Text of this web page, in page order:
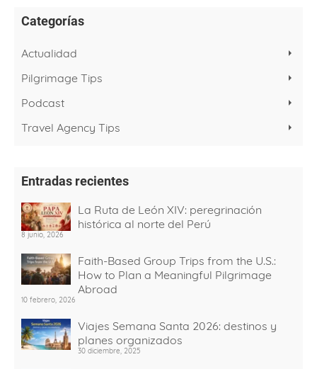
Categorías
Actualidad
Pilgrimage Tips
Podcast
Travel Agency Tips
Entradas recientes
La Ruta de León XIV: peregrinación
histórica al norte del Perú
8 junio, 2026
Faith-Based Group Trips from the U.S.:
How to Plan a Meaningful Pilgrimage
Abroad
10 febrero, 2026
Viajes Semana Santa 2026: destinos y
planes organizados
30 diciembre, 2025